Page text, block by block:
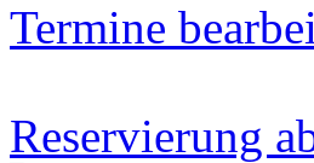
Termine
Reservierung